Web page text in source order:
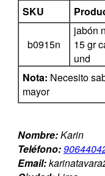
SKU
b0915n
jabón
15 gr
und
Nota: Necesito
mayor
Nombre:Karin
Teléfono:
Email: